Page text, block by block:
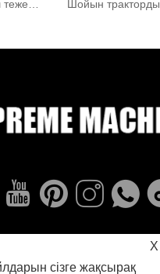
X
сізге жақсырақ